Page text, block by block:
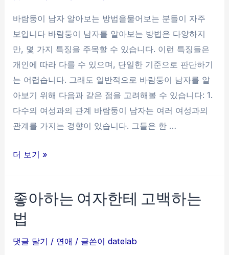
방
법
바람둥이 남자 알아보는 방법을물어보는 분들이 자주
보입니다 바람둥이 남자를 알아보는 방법은 다양하지
만, 몇 가지 특징을 주목할 수 있습니다. 이런 특징들은
개인에 따라 다를 수 있으며, 단일한 기준으로 판단하기
는 어렵습니다. 그래도 일반적으로 바람둥이 남자를 알
아보기 위해 다음과 같은 점을 고려해볼 수 있습니다: 1.
다수의 여성과의 관계 바람둥이 남자는 여러 여성과의
관계를 가지는 경향이 있습니다. 그들은 한 …
바
이
남
알
더 보기 »
좋아하는 여자한테 고백하는
법
댓글 달기 / 연애 / 글쓴이datelab